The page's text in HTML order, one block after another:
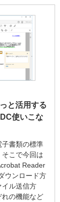
と活用する
使いこな
子書類の標準
こで今回は
Reader
ウンロード方
イル送信方
の機能など